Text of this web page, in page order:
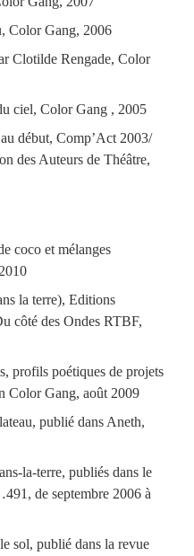
Color Gang, 2006
Clotilde Rengade, Color
ciel, Color Gang , 2005
début, Comp’Act 2003/
des Auteurs de Théâtre,
coco et mélanges
la terre), Editions
côté des Ondes RTBF,
profils poétiques de projets
Color Gang, août 2009
publié dans Aneth,
­la-­terre, publiés dans le
de septembre 2006 à
sol, publié dans la revue